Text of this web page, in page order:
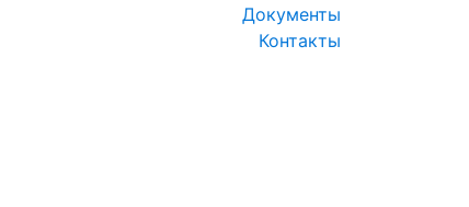
Документы
Контакты